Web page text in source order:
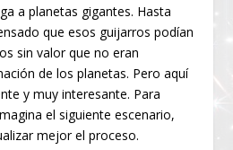
a planetas gigantes. Hasta
que esos guijarros podían
sin valor que no eran
de los planetas. Pero aquí
y muy interesante. Para
el siguiente escenario,
mejor el proceso.